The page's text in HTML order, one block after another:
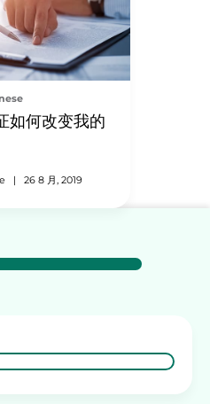
如何改变我的
| 26 8 月, 2019